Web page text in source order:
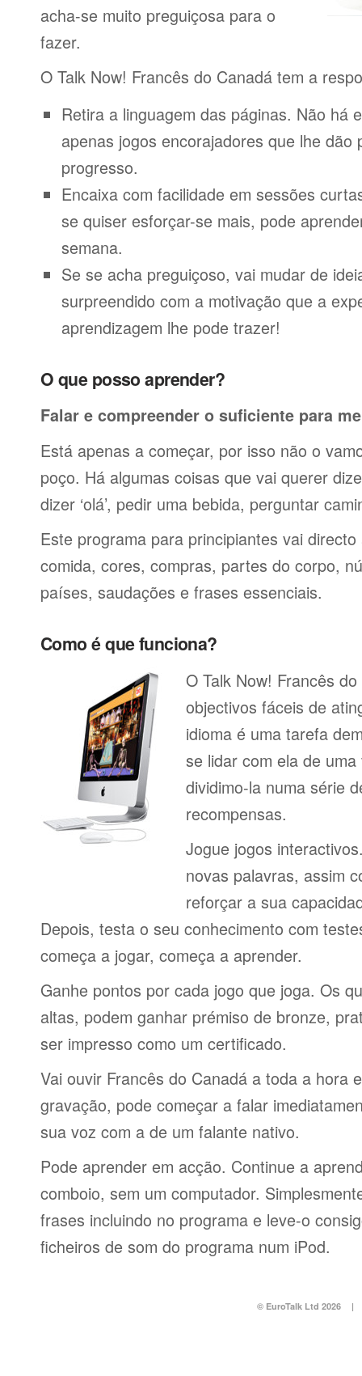
acha-se muito preguiçosa para o
fazer.
O Talk Now! Francês do Canadá tem a
Retira a linguagem das páginas. Não há
apenas jogos encorajadores que lhe dão
progresso.
Encaixa com facilidade em sessões
se quiser esforçar-se mais, pode
semana.
Se se acha preguiçoso, vai mudar de
surpreendido com a motivação que a
aprendizagem lhe pode trazer!
O que posso aprender?
Falar e compreender o suficiente para
Está apenas a começar, por isso não o
poço. Há algumas coisas que vai querer
dizer ‘olá’, pedir uma bebida, perguntar
Este programa para principiantes vai
comida, cores, compras, partes do corpo,
países, saudações e frases essenciais.
Como é que funciona?
O Talk Now! Francês
objectivos fáceis de
idioma é uma tarefa
se lidar com ela de
dividimo-la numa série
recompensas.
Jogue jogos
novas palavras, assim
reforçar a sua
Depois, testa o seu conhecimento com
começa a jogar, começa a aprender.
Ganhe pontos por cada jogo que joga. Os
altas, podem ganhar prémiso de bronze,
ser impresso como um certificado.
Vai ouvir Francês do Canadá a toda a hora
gravação, pode começar a falar
sua voz com a de um falante nativo.
Pode aprender em acção. Continue a
comboio, sem um computador.
frases incluindo no programa e leve-o
ficheiros de som do programa num iPod.
© EuroTalk Ltd 2026 |